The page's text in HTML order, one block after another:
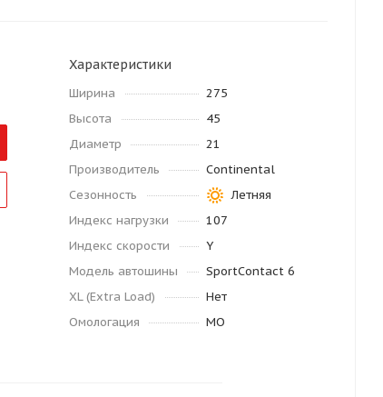
Характеристики
Ширина
275
Высота
45
Диаметр
21
Производитель
Continental
Сезонность
Летняя
Индекс нагрузки
107
Индекс скорости
Y
Модель автошины
SportContact 6
XL (Extra Load)
Нет
Омологация
MO